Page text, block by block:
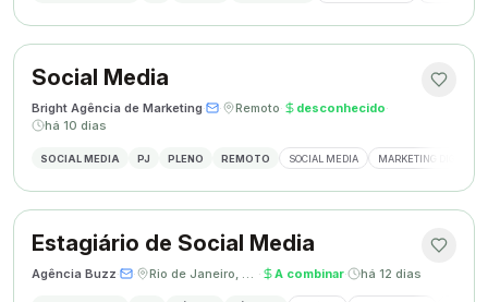
Social Media
Bright Agência de Marketing· · Remoto· desconhecido·
há 10 dias
SOCIAL MEDIA PJ PLENO REMOTO SOCIAL MEDIA MARKETING DIGITAL
Estagiário de Social Media
Agência Buzz· · Rio de Janeiro, Brasil · A combinar· há 12 dias